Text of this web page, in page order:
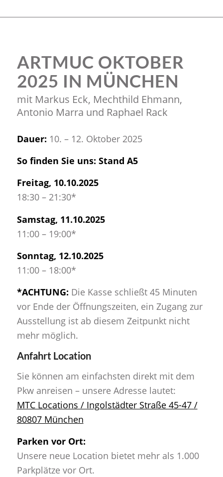
ARTMUC OKTOBER
2025 IN MÜNCHEN
mit Markus Eck, Mechthild Ehmann,
Antonio Marra und Raphael Rack
Dauer: 10. – 12. Oktober 2025
So finden Sie uns: Stand A5
Freitag, 10.10.2025
18:30 – 21:30*
Samstag, 11.10.2025
11:00 – 19:00*
Sonntag, 12.10.2025
11:00 – 18:00*
*ACHTUNG: Die Kasse schließt 45 Minuten
vor Ende der Öffnungszeiten, ein Zugang zur
Ausstellung ist ab diesem Zeitpunkt nicht
mehr möglich.
Anfahrt Location
Sie können am einfachsten direkt mit dem
Pkw anreisen – unsere Adresse lautet:
MTC Locations / Ingolstädter Straße 45-47 /
80807 München
Parken vor Ort:
Unsere neue Location bietet mehr als 1.000
Parkplätze vor Ort.